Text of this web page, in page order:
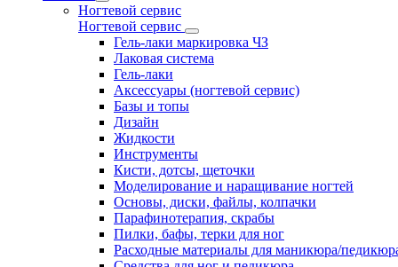
Ногтевой сервис
Ногтевой сервис
Гель-лаки маркировка ЧЗ
Лаковая система
Гель-лаки
Аксессуары (ногтевой сервис)
Базы и топы
Дизайн
Жидкости
Инструменты
Кисти, дотсы, щеточки
Моделирование и наращивание ногтей
Основы, диски, файлы, колпачки
Парафинотерапия, скрабы
Пилки, бафы, терки для ног
Расходные материалы для маникюра/